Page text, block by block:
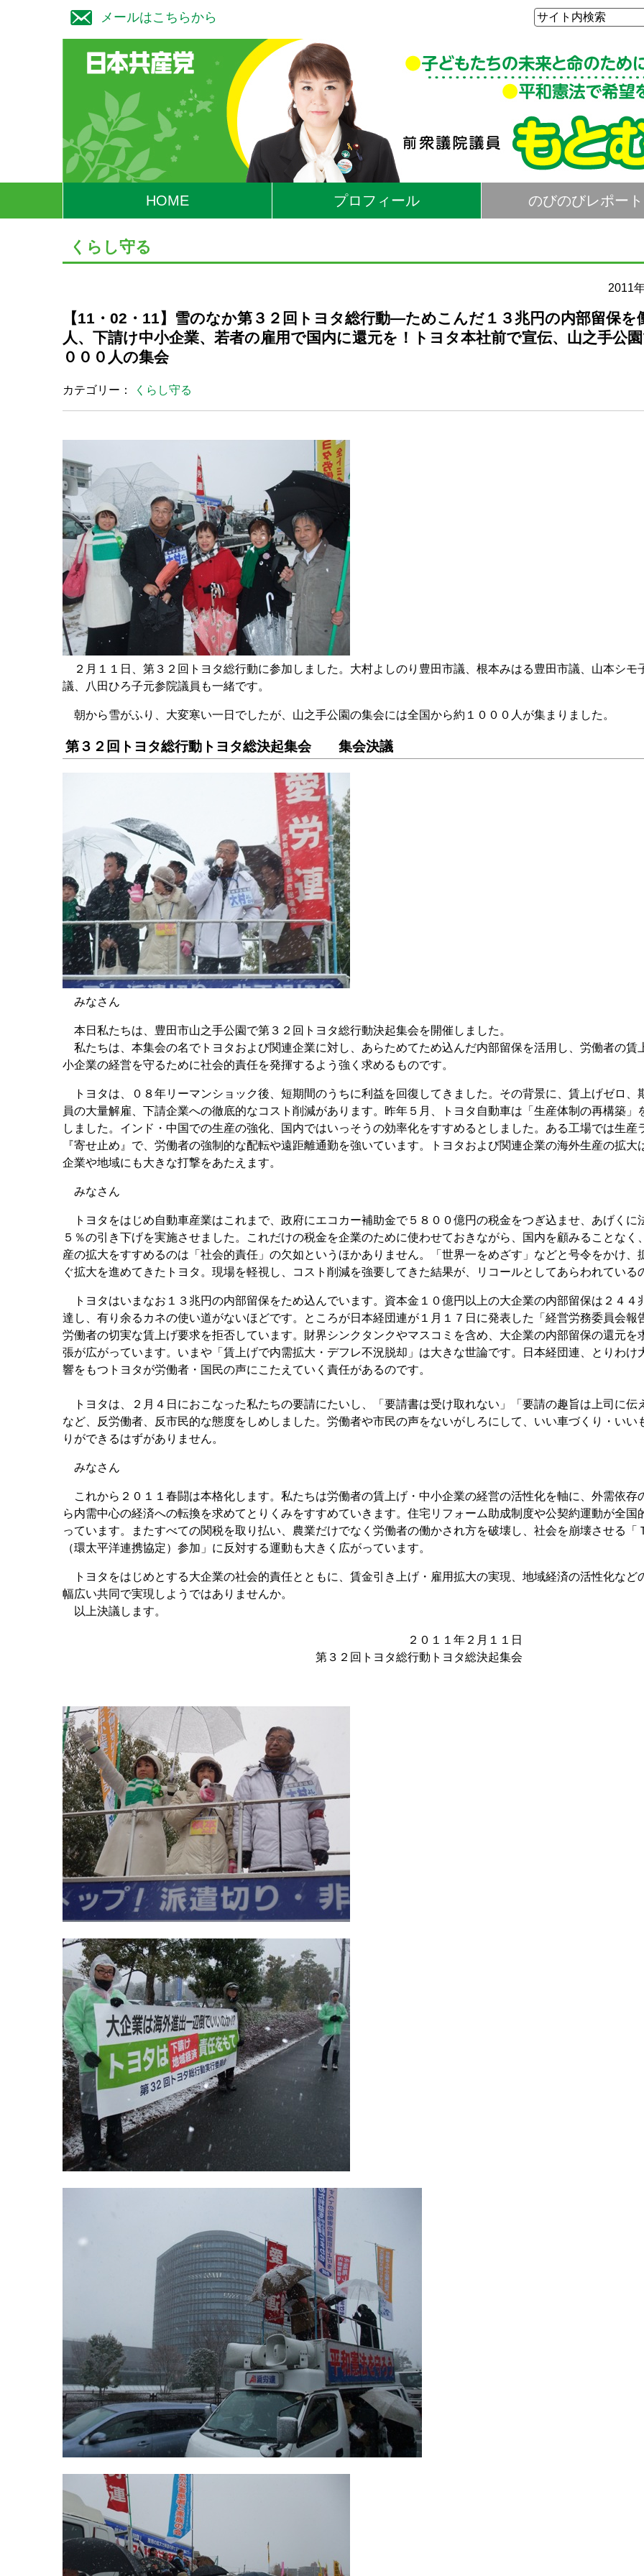
メールはこちらから
HOME プロフィール のびのびレポート
くらし守る
2011
【11・02・11】雪のなか第３２回トヨタ総行動―ためこんだ１３兆円の内部留保を
人、下請け中小企業、若者の雇用で国内に還元を！トヨタ本社前で宣伝、山之手公
０００人の集会
カテゴリー： くらし守る
２月１１日、第３２回トヨタ総行動に参加しました。大村よしのり豊田市議、根本みはる豊田市議、山本シモ
議、八田ひろ子元参院議員も一緒です。
朝から雪がふり、大変寒い一日でしたが、山之手公園の集会には全国から約１０００人が集まりました。
第３２回トヨタ総行動トヨタ総決起集会 集会決議
みなさん
本日私たちは、豊田市山之手公園で第３２回トヨタ総行動決起集会を開催しました。
私たちは、本集会の名でトヨタおよび関連企業に対し、あらためてため込んだ内部留保を活用し、労働者の賃
小企業の経営を守るために社会的責任を発揮するよう強く求めるものです。
トヨタは、０８年リーマンショック後、短期間のうちに利益を回復してきました。その背景に、賃上げゼロ、
員の大量解雇、下請企業への徹底的なコスト削減があります。昨年５月、トヨタ自動車は「生産体制の再構築」
しました。インド・中国での生産の強化、国内ではいっそうの効率化をすすめるとしました。ある工場では生産
『寄せ止め』で、労働者の強制的な配転や遠距離通勤を強いています。トヨタおよび関連企業の海外生産の拡大
企業や地域にも大きな打撃をあたえます。
みなさん
トヨタをはじめ自動車産業はこれまで、政府にエコカー補助金で５８００億円の税金をつぎ込ませ、あげくに
５％の引き下げを実施させました。これだけの税金を企業のために使わせておきながら、国内を顧みることなく
産の拡大をすすめるのは「社会的責任」の欠如というほかありません。「世界一をめざす」などと号令をかけ、
ぐ拡大を進めてきたトヨタ。現場を軽視し、コスト削減を強要してきた結果が、リコールとしてあらわれている
トヨタはいまなお１３兆円の内部留保をため込んでいます。資本金１０億円以上の大企業の内部留保は２４４
達し、有り余るカネの使い道がないほどです。ところが日本経団連が１月１７日に発表した「経営労務委員会報
労働者の切実な賃上げ要求を拒否しています。財界シンクタンクやマスコミを含め、大企業の内部留保の還元を
張が広がっています。いまや「賃上げで内需拡大・デフレ不況脱却」は大きな世論です。日本経団連、とりわけ
響をもつトヨタが労働者・国民の声にこたえていく責任があるのです。
トヨタは、２月４日におこなった私たちの要請にたいし、「要請書は受け取れない」「要請の趣旨は上司に伝
など、反労働者、反市民的な態度をしめしました。労働者や市民の声をないがしろにして、いい車づくり・いい
りができるはずがありません。
みなさん
これから２０１１春闘は本格化します。私たちは労働者の賃上げ・中小企業の経営の活性化を軸に、外需依存
ら内需中心の経済への転換を求めてとりくみをすすめていきます。住宅リフォーム助成制度や公契約運動が全国
っています。またすべての関税を取り払い、農業だけでなく労働者の働かされ方を破壊し、社会を崩壊させる「
（環太平洋連携協定）参加」に反対する運動も大きく広がっています。
トヨタをはじめとする大企業の社会的責任とともに、賃金引き上げ・雇用拡大の実現、地域経済の活性化など
幅広い共同で実現しようではありませんか。
以上決議します。
２０１１年２月１１日
第３２回トヨタ総行動トヨタ総決起集会